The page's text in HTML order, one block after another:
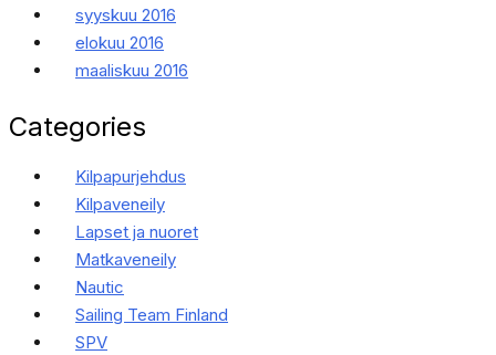
syyskuu 2016
elokuu 2016
maaliskuu 2016
Categories
Kilpapurjehdus
Kilpaveneily
Lapset ja nuoret
Matkaveneily
Nautic
Sailing Team Finland
SPV